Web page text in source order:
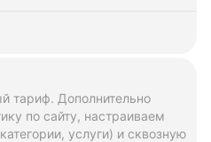
тариф. Дополнительно
по сайту, настраиваем
услуги) и сквозную